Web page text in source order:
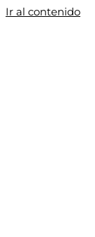
Ir al contenido